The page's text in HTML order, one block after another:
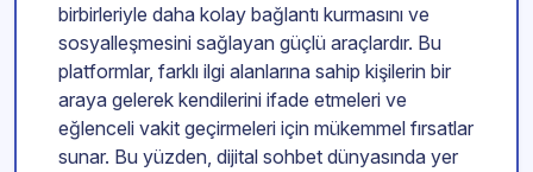
birbirleriyle daha kolay bağlantı kurmasını ve
sosyalleşmesini sağlayan güçlü araçlardır. Bu
platformlar, farklı ilgi alanlarına sahip kişilerin bir
araya gelerek kendilerini ifade etmeleri ve
eğlenceli vakit geçirmeleri için mükemmel fırsatlar
sunar. Bu yüzden, dijital sohbet dünyasında yer